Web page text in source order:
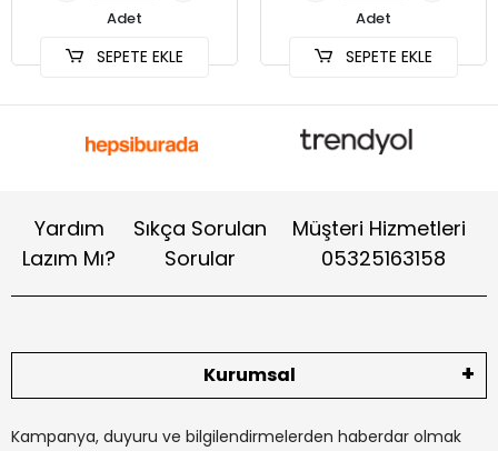
Adet
SEPETE EKLE
Adet
SEPETE EKLE
Yardım
Lazım Mı?
Sıkça Sorulan
Sorular
Müşteri Hizmetleri
05325163158
Kurumsal
Kampanya, duyuru ve bilgilendirmelerden haberdar olmak